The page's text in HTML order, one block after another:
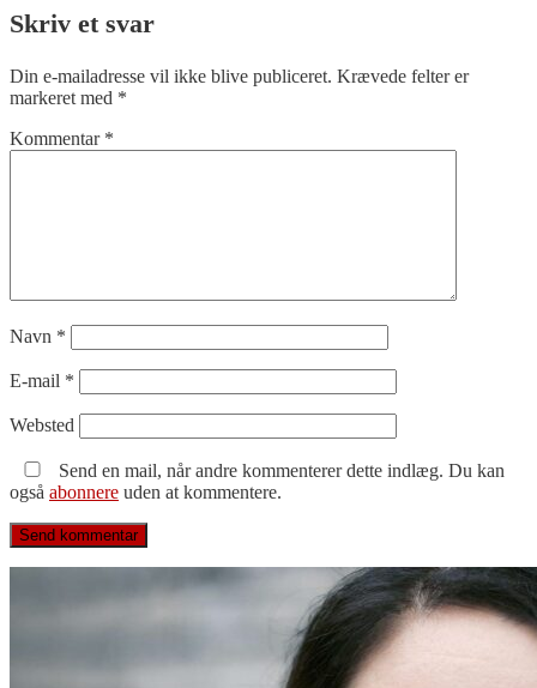
Skriv et svar
Din e-mailadresse vil ikke blive publiceret. Krævede felter er
markeret med *
Kommentar *
Navn *
E-mail *
Websted
Send en mail, når andre kommenterer dette indlæg. Du kan
også abonnere uden at kommentere.